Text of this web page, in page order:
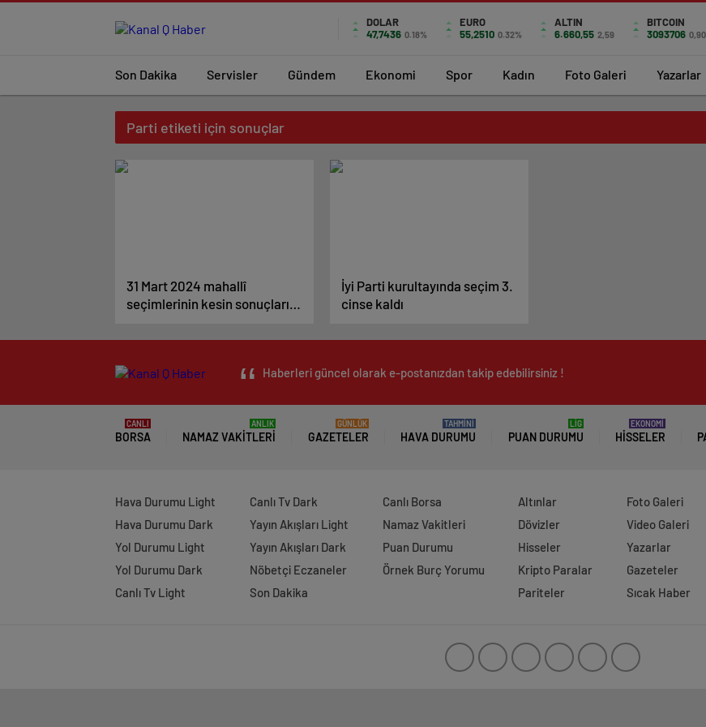
DOLAR
47,7436 0.18%
EURO
55,2510 0.32%
ALTIN
6.660,55 2,59
BITCOIN
3093706
Son Dakika Servisler Gündem Ekonomi Spor Kadın Foto Galeri Yazarlar
Parti etiketi için sonuçlar
31 Mart 2024 mahallî
seçimlerinin kesin sonuçları
İyi Parti kurultayında seçim 3.
cinse kaldı
Haberleri güncel olarak e-postanızdan takip edebilirsiniz !
BORSA
CANLI
NAMAZ VAKITLERI
ANLIK
GAZETELER
GÜNLÜK
HAVA DURUMU
TAHMİNİ
PUAN DURUMU
LİG
HISSELER
EKONOMİ
Hava Durumu Light
Hava Durumu Dark
Yol Durumu Light
Yol Durumu Dark
Canlı Tv Light
Canlı Tv Dark
Yayın Akışları Light
Yayın Akışları Dark
Nöbetçi Eczaneler
Son Dakika
Canlı Borsa
Namaz Vakitleri
Puan Durumu
Örnek Burç Yorumu
Altınlar
Dövizler
Hisseler
Kripto Paralar
Pariteler
Foto Galeri
Video Galeri
Yazarlar
Gazeteler
Sıcak Haber